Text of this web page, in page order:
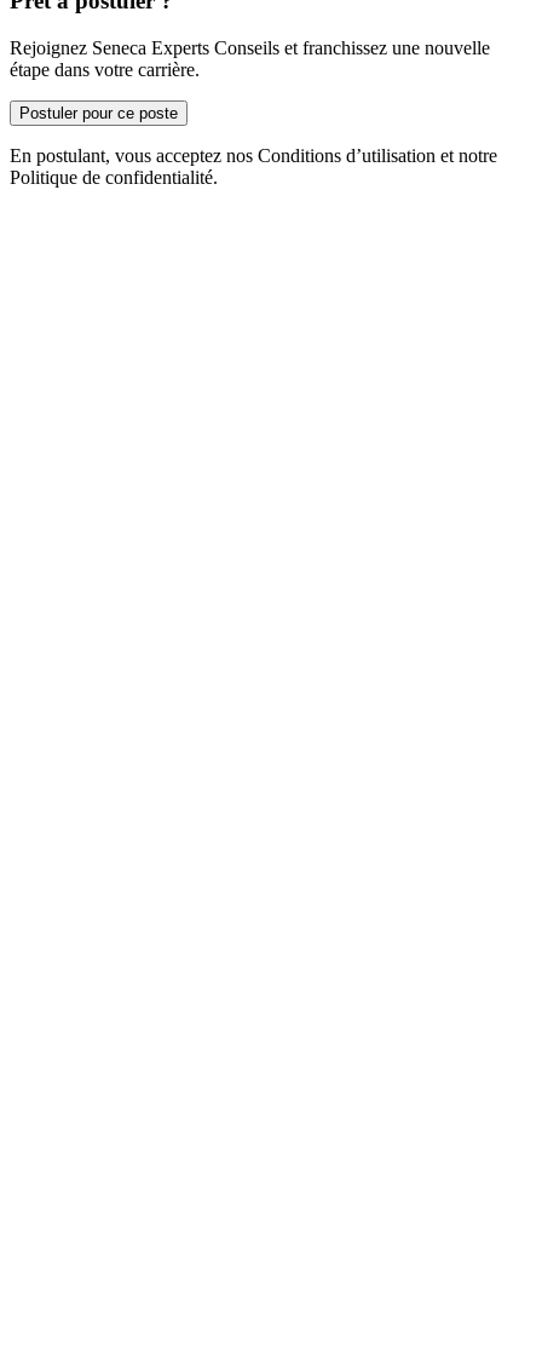
Rejoignez Seneca Experts Conseils et franchissez une nouvelle
étape dans votre carrière.
Postuler pour ce poste
En postulant, vous acceptez nos Conditions d’utilisation et notre
Politique de confidentialité.